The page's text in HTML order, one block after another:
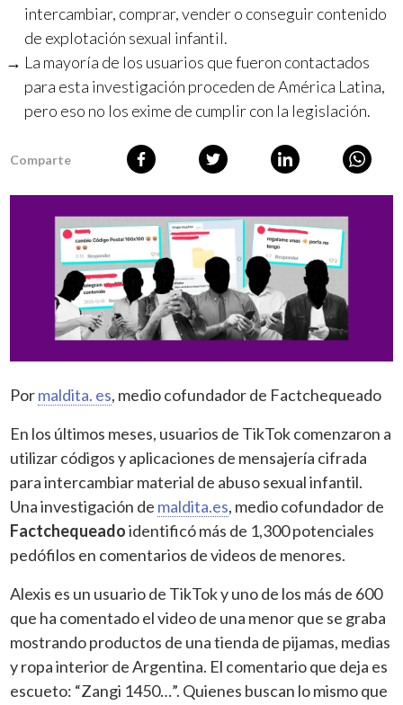
intercambiar, comprar, vender o conseguir contenido
de explotación sexual infantil.
La mayoría de los usuarios que fueron contactados
para esta investigación proceden de América Latina,
pero eso no los exime de cumplir con la legislación.
Comparte
Pormaldita. es, medio cofundador de Factchequeado
En los últimos meses, usuarios de TikTok comenzaron a
utilizar códigos y aplicaciones de mensajería cifrada
para intercambiar material de abuso sexual infantil.
Una investigación de maldita.es, medio cofundador de
Factchequeadoidentificó más de 1,300 potenciales
pedófilos en comentarios de videos de menores.
Alexis es un usuario de TikTok y uno de los más de 600
que ha comentado el video de una menor que se graba
mostrando productos de una tienda de pijamas, medias
y ropa interior de Argentina. El comentario que deja es
escueto: “Zangi 1450…”. Quienes buscan lo mismo que